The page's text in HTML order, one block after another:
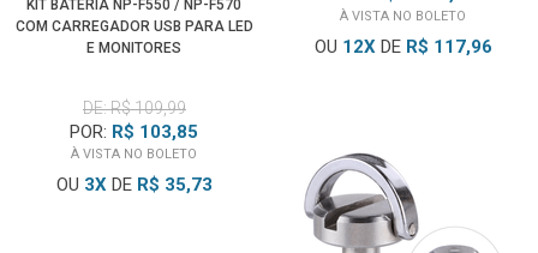
KIT BATERIA NP-F550 / NP-F570
COM CARREGADOR USB PARA LED
E MONITORES
DE: R$ 109,99
POR: R$ 103,85
À VISTA NO BOLETO
OU 3XDE R$ 35,73
À VISTA NO BOLETO
OU 12XDE R$ 117,96